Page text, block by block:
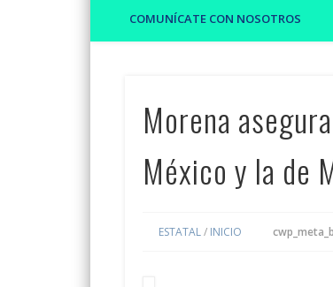
COMUNÍCATE CON NOSOTROS
Morena
México y la de
ESTATAL/ INICIO